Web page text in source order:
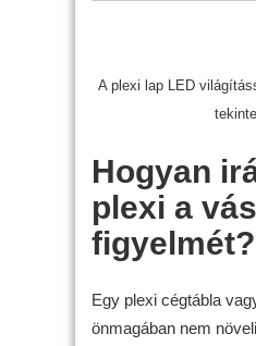
A plexi lap LED
Hogyan
plexi a
figyelmét?
Egy plexi cégtábla
önmagában nem